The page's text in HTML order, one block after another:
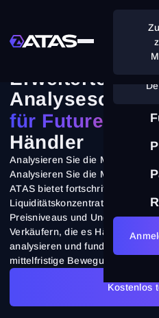
Erweiterte
für Futures
Händler
Analysieren Sie die
Analysieren Sie die
ATAS bietet fortschrittliche
Liquiditätskonzentrationen,
Preisniveaus und
Verkäufern, die es Händlern
analysieren und fundierte
mittelfristige Bewegungen zu
Kostenlos